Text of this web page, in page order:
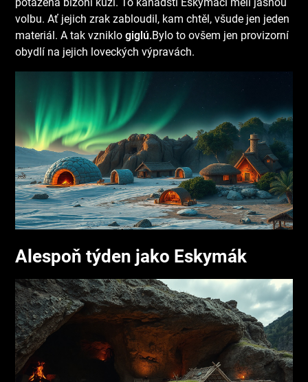
volbu. Ať jejich zrak zabloudil, kam chtěl, všude jen jeden
materiál. A tak vzniklogiglú.Bylo to ovšem jen provizorní
obydlí na jejich loveckých výpravách.
Alespoň týden jako Eskymák